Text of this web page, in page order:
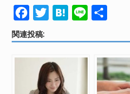
F
ac
e
b
o
T
itt
er
H
e
n
Li
e
関連投稿: